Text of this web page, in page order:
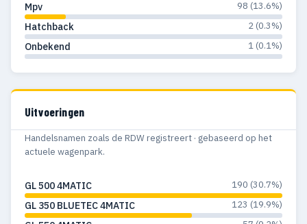
Mpv 98 (13.6%)
Hatchback 2 (0.3%)
Onbekend 1 (0.1%)
Uitvoeringen
Handelsnamen zoals de RDW registreert · gebaseerd op het
actuele wagenpark.
GL 500 4MATIC 190 (30.7%)
GL 350 BLUETEC 4MATIC 123 (19.9%)